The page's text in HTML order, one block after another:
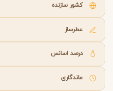
کشور سازنده
عطرساز
درصد اسانس
ماندگاری